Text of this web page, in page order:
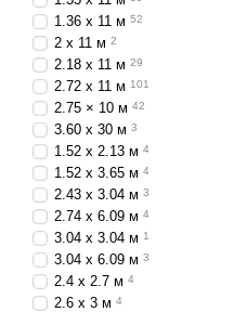
1.36 x 11 м 52
2 х 11 м 2
2.18 x 11 м 29
2.72 x 11 м 101
2.75 × 10 м 42
3.60 x 30 м 3
1.52 x 2.13 м 4
1.52 x 3.65 м 4
2.43 x 3.04 м 3
2.74 x 6.09 м 4
3.04 x 3.04 м 1
3.04 x 6.09 м 3
2.4 х 2.7 м 4
2.6 х 3 м 4